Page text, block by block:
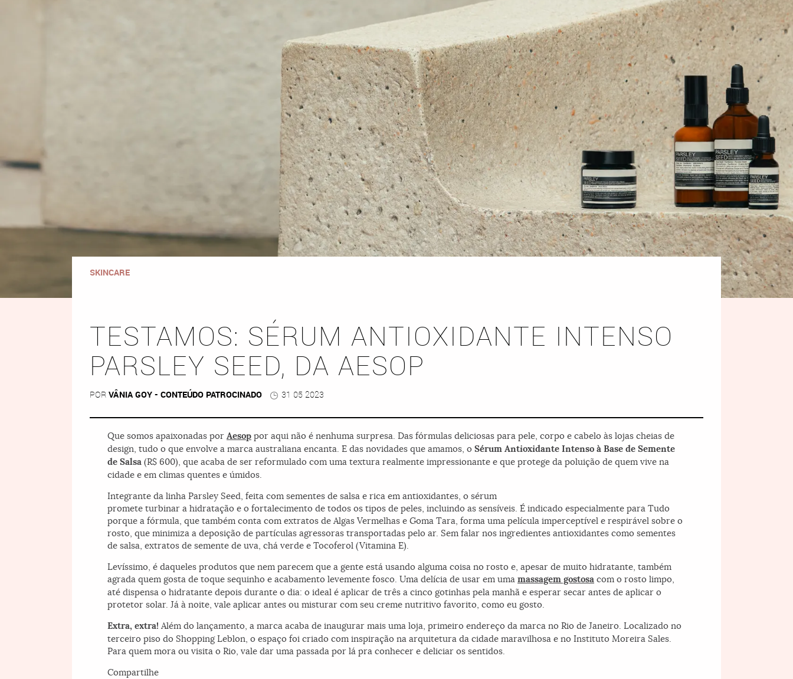
SKINCARE
TESTAMOS: SÉRUM ANTIOXIDANTE INTENSO
PARSLEY SEED, DA AESOP
POR VÂNIA GOY - CONTEÚDO PATROCINADO 31 05 2023
Que somos apaixonadas por Aesop por aqui não é nenhuma surpresa. Das fórmulas deliciosas para pele, corpo e cabelo às lojas cheias de
design, tudo o que envolve a marca australiana encanta. E das novidades que amamos, o Sérum Antioxidante Intenso à Base de Semente
de Salsa (R$ 600), que acaba de ser reformulado com uma textura realmente impressionante e que protege da poluição de quem vive na
cidade e em climas quentes e úmidos.
Integrante da linha Parsley Seed, feita com sementes de salsa e rica em antioxidantes, o sérum
promete turbinar a hidratação e o fortalecimento de todos os tipos de peles, incluindo as sensíveis. É indicado especialmente para Tudo
porque a fórmula, que também conta com extratos de Algas Vermelhas e Goma Tara, forma uma película imperceptível e respirável sobre o
rosto, que minimiza a deposição de partículas agressoras transportadas pelo ar. Sem falar nos ingredientes antioxidantes como sementes
de salsa, extratos de semente de uva, chá verde e Tocoferol (Vitamina E).
Levíssimo, é daqueles produtos que nem parecem que a gente está usando alguma coisa no rosto e, apesar de muito hidratante, também
agrada quem gosta de toque sequinho e acabamento levemente fosco. Uma delícia de usar em uma massagem gostosa com o rosto limpo,
até dispensa o hidratante depois durante o dia: o ideal é aplicar de três a cinco gotinhas pela manhã e esperar secar antes de aplicar o
protetor solar. Já à noite, vale aplicar antes ou misturar com seu creme nutritivo favorito, como eu gosto.
Extra, extra! Além do lançamento, a marca acaba de inaugurar mais uma loja, primeiro endereço da marca no Rio de Janeiro. Localizado no
terceiro piso do Shopping Leblon, o espaço foi criado com inspiração na arquitetura da cidade maravilhosa e no Instituto Moreira Sales.
Para quem mora ou visita o Rio, vale dar uma passada por lá pra conhecer e deliciar os sentidos.
Compartilhe